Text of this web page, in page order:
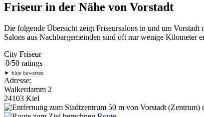
Friseur in der Nähe von Vorstadt
Die folgende Übersicht zeigt Friseursalons in und um
Salons aus Nachbargemeinden sind oft nur wenige Kilometer
City Friseur
0/50 ratings
► bitte bewerten
Adresse:
Walkerdamm 2
24103 Kiel
50 m von Vorstadt (Zentrum)